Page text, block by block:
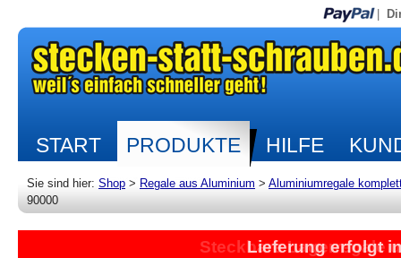
START PRODUKTE HILFE
Sie sind hier: Shop > Regale aus Aluminium > Aluminiumregale
90000
Steckbare Lagerregale
Lieferung erfolgt